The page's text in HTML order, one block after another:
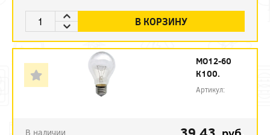
В КОРЗИНУ
МО12-60
К100.
Артикул:
В наличии